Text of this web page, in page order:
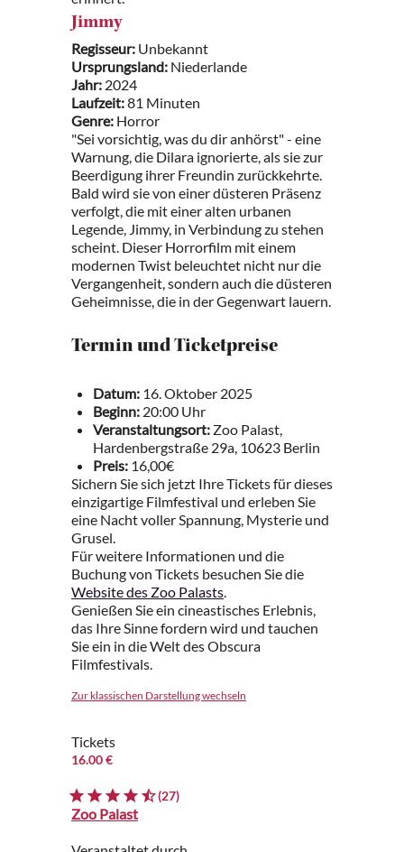
Jimmy
Regisseur: Unbekannt
Ursprungsland: Niederlande
Jahr: 2024
Laufzeit:81 Minuten
Genre: Horror
"Sei vorsichtig, was du dir anhörst" - eine
Warnung, die Dilara ignorierte, als sie zur
Beerdigung ihrer Freundin zurückkehrte.
Bald wird sie von einer düsteren Präsenz
verfolgt, die mit einer alten urbanen
Legende, Jimmy, in Verbindung zu stehen
scheint. Dieser Horrorfilm mit einem
modernen Twist beleuchtet nicht nur die
Vergangenheit, sondern auch die düsteren
Geheimnisse, die in der Gegenwart lauern.
Termin und Ticketpreise
Datum: 16. Oktober 2025
Beginn: 20:00 Uhr
Veranstaltungsort: Zoo Palast,
Hardenbergstraße 29a, 10623 Berlin
Preis: 16,00€
Sichern Sie sich jetzt Ihre Tickets für dieses
einzigartige Filmfestival und erleben Sie
eine Nacht voller Spannung, Mysterie und
Grusel.
Für weitere Informationen und die
Buchung von Tickets besuchen Sie die
Website des Zoo Palasts.
Genießen Sie ein cineastisches Erlebnis,
das Ihre Sinne fordern wird und tauchen
Sie ein in die Welt des Obscura
Filmfestivals.
Zur klassischen Darstellung wechseln
Tickets
16.00 €
(27)
Zoo Palast